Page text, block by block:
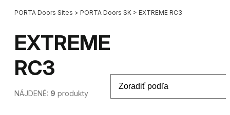
PORTA Doors Sites > PORTA Doors SK > EXTREME RC3
EXTREME
RC3
NÁJDENÉ: 9 produkty